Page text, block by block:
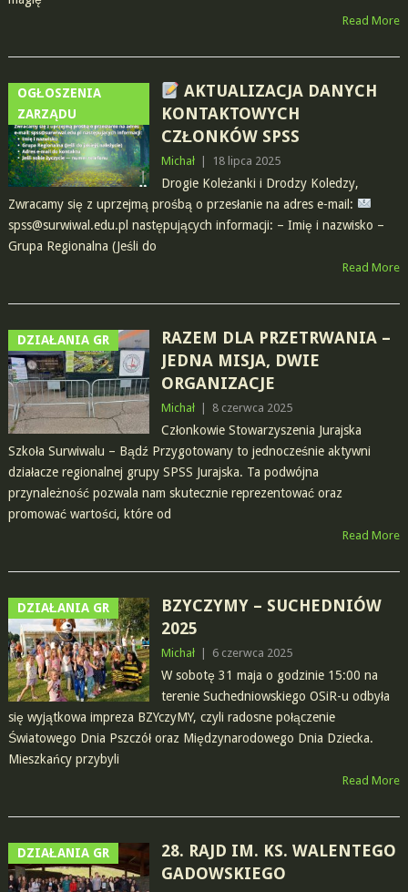
Read More
OGŁOSZENIA
ZARZĄDU
AKTUALIZACJA DANYCH
KONTAKTOWYCH
CZŁONKÓW SPSS
Michał 18 lipca 2025
Drogie Koleżanki i Drodzy Koledzy,
Zwracamy się z uprzejmą prośbą o przesłanie na adres e-mail:
spss@surwiwal.edu.pl następujących informacji: – Imię i nazwisko –
Grupa Regionalna (Jeśli do
Read More
DZIAŁANIA GR
RAZEM DLA PRZETRWANIA –
JEDNA MISJA, DWIE
ORGANIZACJE
Michał 8 czerwca 2025
Członkowie Stowarzyszenia Jurajska
Szkoła Surwiwalu – Bądź Przygotowany to jednocześnie aktywni
działacze regionalnej grupy SPSS Jurajska. Ta podwójna
przynależność pozwala nam skutecznie reprezentować oraz
promować wartości, które od
Read More
DZIAŁANIA GR
BZYCZYMY – SUCHEDNIÓW
2025
Michał 6 czerwca 2025
W sobotę 31 maja o godzinie 15:00 na
terenie Suchedniowskiego OSiR-u odbyła
się wyjątkowa impreza BZYczyMY, czyli radosne połączenie
Światowego Dnia Pszczół oraz Międzynarodowego Dnia Dziecka.
Mieszkańcy przybyli
Read More
DZIAŁANIA GR
28. RAJD IM. KS. WALENTEGO
GADOWSKIEGO